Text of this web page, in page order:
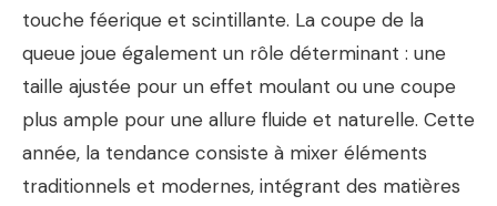
touche féerique et scintillante. La coupe de la
queue joue également un rôle déterminant : une
taille ajustée pour un effet moulant ou une coupe
plus ample pour une allure fluide et naturelle. Cette
année, la tendance consiste à mixer éléments
traditionnels et modernes, intégrant des matières